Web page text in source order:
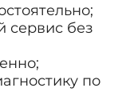
сервис без
по